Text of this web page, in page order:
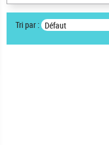
Tri par : Défaut